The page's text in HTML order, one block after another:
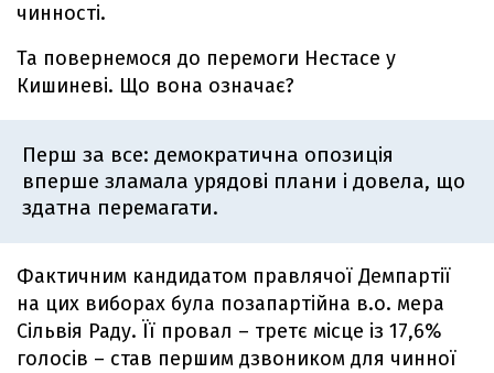
чинності.
Та повернемося до перемоги Нестасе у
Кишиневі. Що вона означає?
Перш за все: демократична опозиція
вперше зламала урядові плани і довела, що
здатна перемагати.
Фактичним кандидатом правлячої Демпартії
на цих виборах була позапартійна в.о. мера
Сільвія Раду. Її провал – третє місце із 17,6%
голосів – став першим дзвоником для чинної